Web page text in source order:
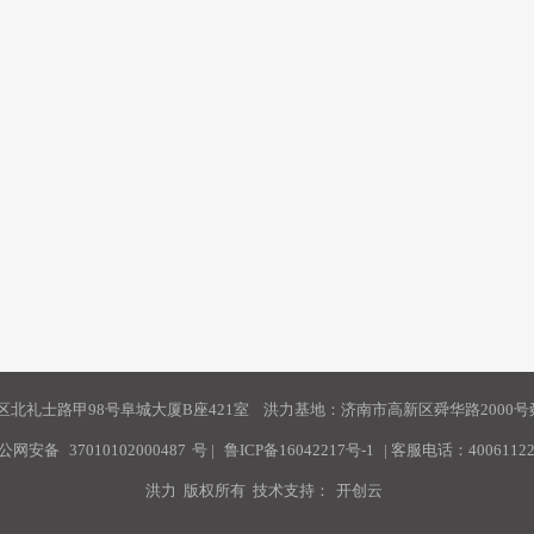
北礼士路甲98号阜城大厦B座421室 洪力基地：济南市高新区舜华路2000号
网安备 37010102000487 号 | 鲁ICP备16042217号-1 | 客服电话：
洪力 版权所有 技术支持： 开创云